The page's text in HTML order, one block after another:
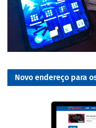
Novo endereço para